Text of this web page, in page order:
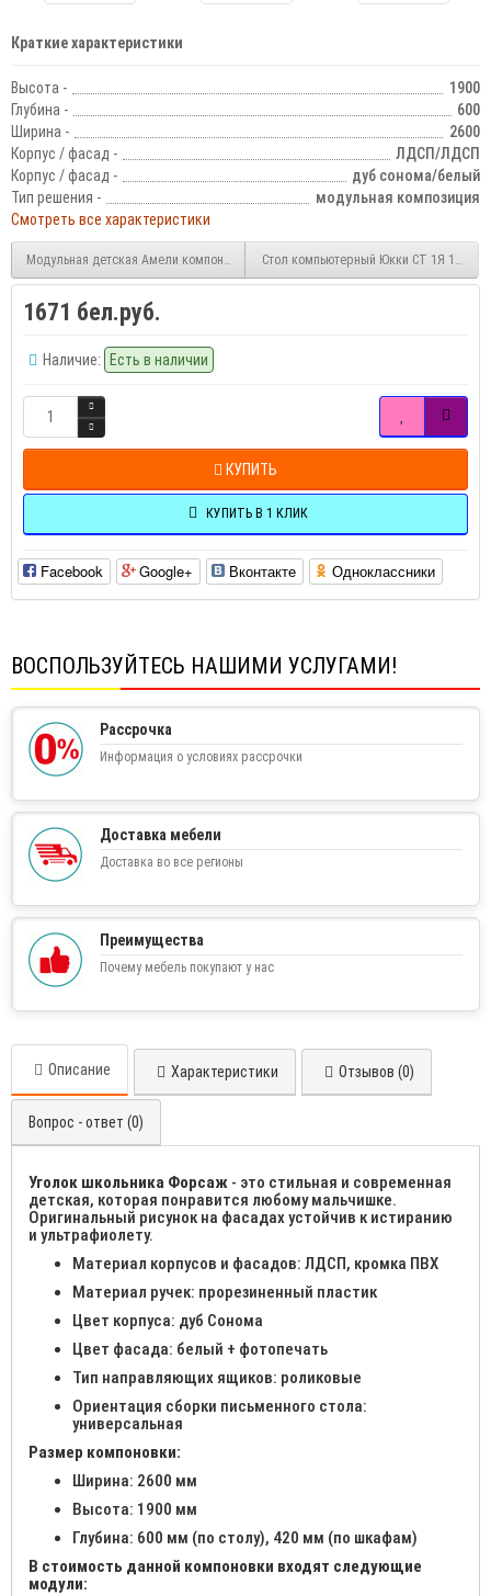
Краткие характеристики
Высота -
1900
Глубина -
600
Ширина -
2600
Корпус / фасад -
ЛДСП/ЛДСП
Корпус / фасад -
дуб сонома/белый
Тип решения -
модульная композиция
Смотреть все характеристики
Модульная детская Амели компоновка №3Стол компьютерный Юкки СТ 1Я 1500
1671 бел.руб.
Наличие: Есть в наличии
КУПИТЬ
КУПИТЬ В 1 КЛИК
Facebook Google+ Вконтакте Одноклассники
ВОСПОЛЬЗУЙТЕСЬ НАШИМИ УСЛУГАМИ!
Рассрочка
Информация о условиях рассрочки
Доставка мебели
Доставка во все регионы
Преимущества
Почему мебель покупают у нас
Описание Характеристики Отзывов (0)
Вопрос - ответ (0)
Уголок школьника Форсаж - это стильная и современная
детская, которая понравится любому мальчишке.
Оригинальный рисунок на фасадах устойчив к истиранию
и ультрафиолету.
Материал корпусов и фасадов: ЛДСП, кромка ПВХ
Материал ручек: прорезиненный пластик
Цвет корпуса: дуб Сонома
Цвет фасада: белый + фотопечать
Тип направляющих ящиков: роликовые
Ориентация сборки письменного стола:
универсальная
Размер компоновки:
Ширина: 2600 мм
Высота: 1900 мм
Глубина: 600 мм (по столу), 420 мм (по шкафам)
В стоимость данной компоновки входят следующие
модули: